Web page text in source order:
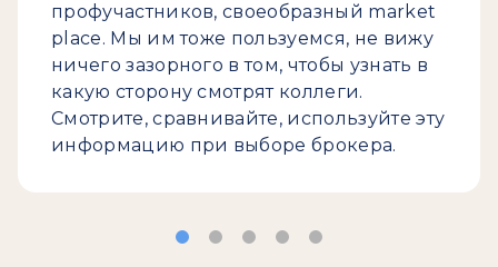
профучастников, своеобразный market
place. Мы им тоже пользуемся, не вижу
ничего зазорного в том, чтобы узнать в
какую сторону смотрят коллеги.
Смотрите, сравнивайте, используйте эту
информацию при выборе брокера.